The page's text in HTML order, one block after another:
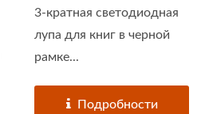
3-кратная светодиодная
лупа для книг в черной
рамке...
Подробности